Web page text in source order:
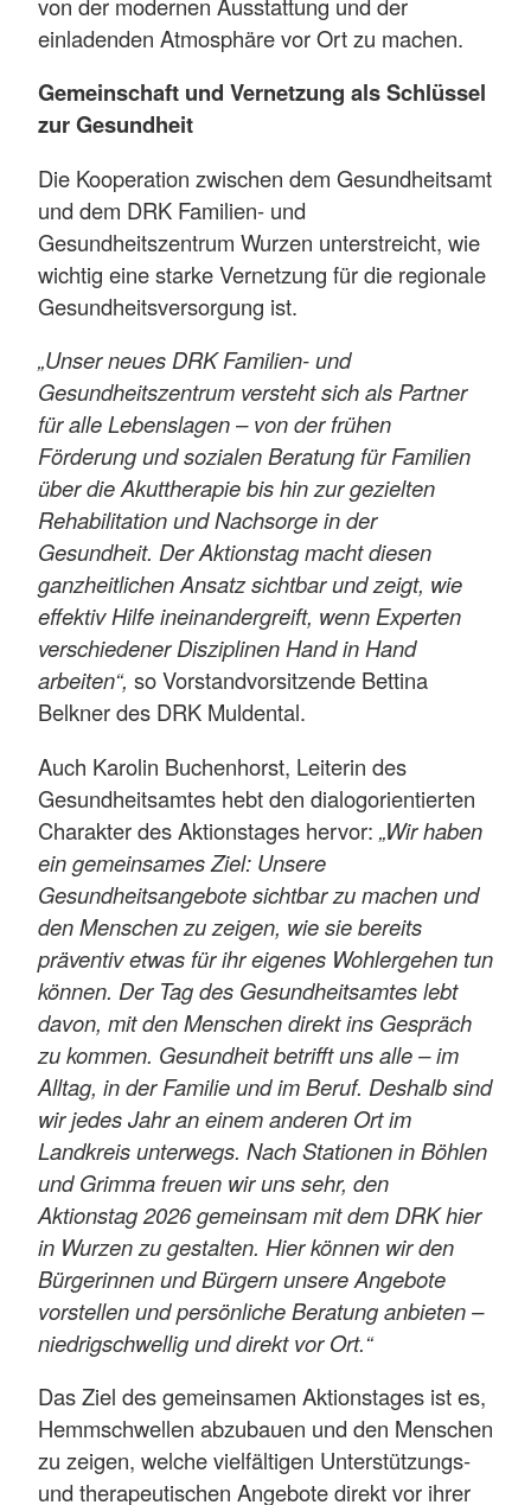
einladenden Atmosphäre vor Ort zu machen.
Gemeinschaft und Vernetzung als Schlüssel
zur Gesundheit
Die Kooperation zwischen dem Gesundheitsamt
und dem DRK Familien- und
Gesundheitszentrum Wurzen unterstreicht, wie
wichtig eine starke Vernetzung für die regionale
Gesundheitsversorgung ist.
„Unser neues DRK Familien- und
Gesundheitszentrum versteht sich als Partner
für alle Lebenslagen – von der frühen
Förderung und sozialen Beratung für Familien
über die Akuttherapie bis hin zur gezielten
Rehabilitation und Nachsorge in der
Gesundheit. Der Aktionstag macht diesen
ganzheitlichen Ansatz sichtbar und zeigt, wie
effektiv Hilfe ineinandergreift, wenn Experten
verschiedener Disziplinen Hand in Hand
arbeiten“, so Vorstandvorsitzende Bettina
Belkner des DRK Muldental.
Auch Karolin Buchenhorst, Leiterin des
Gesundheitsamtes hebt den dialogorientierten
Charakter des Aktionstages hervor: „Wir haben
ein gemeinsames Ziel: Unsere
Gesundheitsangebote sichtbar zu machen und
den Menschen zu zeigen, wie sie bereits
präventiv etwas für ihr eigenes Wohlergehen tun
können. Der Tag des Gesundheitsamtes lebt
davon, mit den Menschen direkt ins Gespräch
zu kommen. Gesundheit betrifft uns alle – im
Alltag, in der Familie und im Beruf. Deshalb sind
wir jedes Jahr an einem anderen Ort im
Landkreis unterwegs. Nach Stationen in Böhlen
und Grimma freuen wir uns sehr, den
Aktionstag 2026 gemeinsam mit dem DRK hier
in Wurzen zu gestalten. Hier können wir den
Bürgerinnen und Bürgern unsere Angebote
vorstellen und persönliche Beratung anbieten –
niedrigschwellig und direkt vor Ort.“
Das Ziel des gemeinsamen Aktionstages ist es,
Hemmschwellen abzubauen und den Menschen
zu zeigen, welche vielfältigen Unterstützungs-
und therapeutischen Angebote direkt vor ihrer